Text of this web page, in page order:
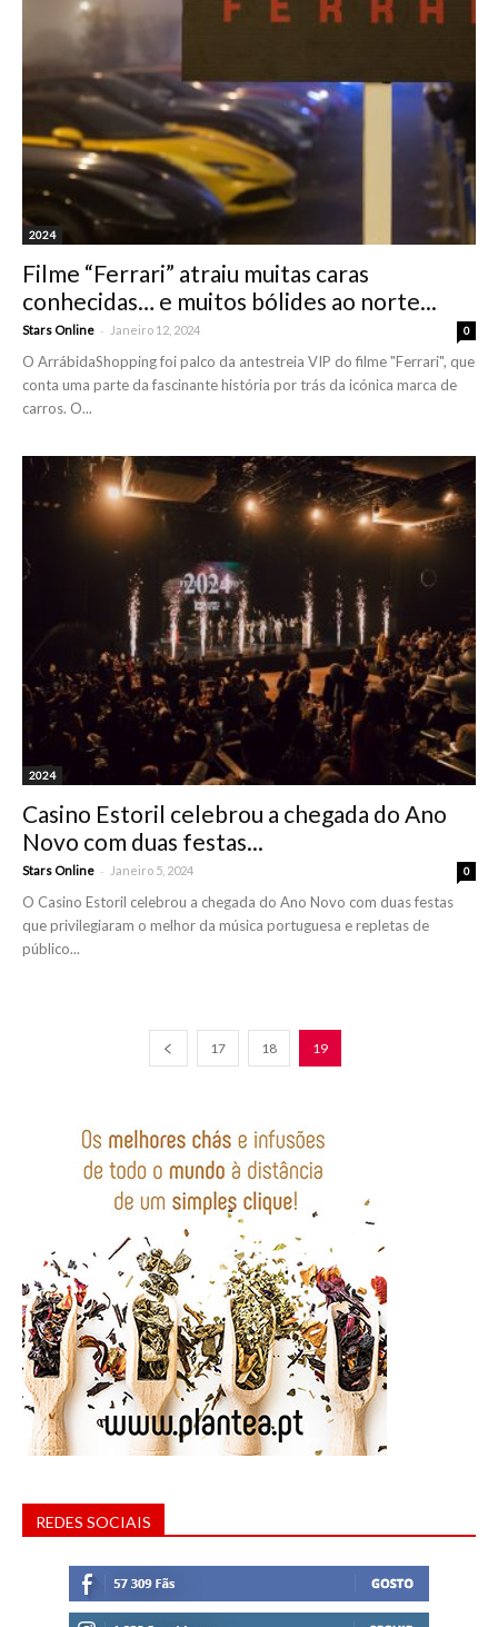
2024
Filme “Ferrari” atraiu muitas caras
conhecidas… e muitos bólides ao norte...
Stars Online - Janeiro 12, 2024 0
O ArrábidaShopping foi palco da antestreia VIP do filme "Ferrari", que
conta uma parte da fascinante história por trás da icónica marca de
carros. O...
2024
Casino Estoril celebrou a chegada do Ano
Novo com duas festas...
Stars Online - Janeiro 5, 2024 0
O Casino Estoril celebrou a chegada do Ano Novo com duas festas
que privilegiaram o melhor da música portuguesa e repletas de
público...
17 18 19
REDES SOCIAIS